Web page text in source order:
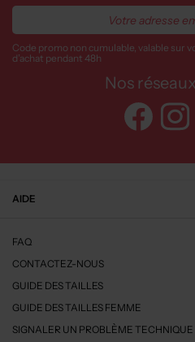
Code promo non cumulable, valable sur
d’achat pendant 48h
Nos réseaux
AIDE
FAQ
CONTACTEZ-NOUS
GUIDE DES TAILLES
GUIDE DES TAILLES FEMME
SIGNALER UN PROBLÈME TECHNIQUE